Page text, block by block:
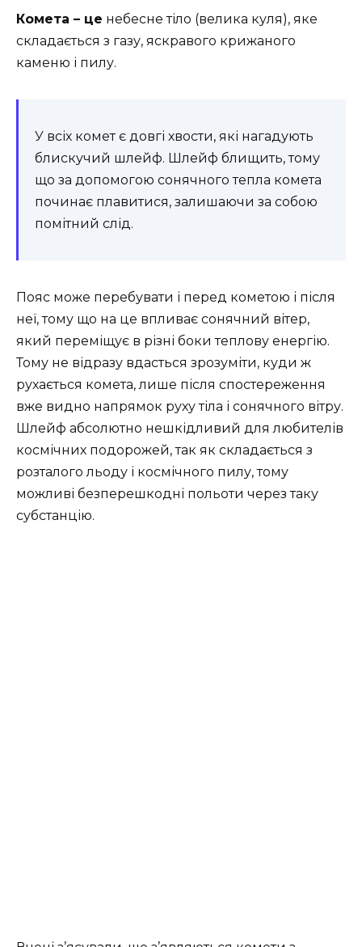
Комета – це небесне тіло (велика куля), яке
складається з газу, яскравого крижаного
каменю і пилу.
У всіх комет є довгі хвости, які нагадують
блискучий шлейф. Шлейф блищить, тому
що за допомогою сонячного тепла комета
починає плавитися, залишаючи за собою
помітний слід.
Пояс може перебувати і перед кометою і після
неї, тому що на це впливає сонячний вітер,
який переміщує в різні боки теплову енергію.
Тому не відразу вдасться зрозуміти, куди ж
рухається комета, лише після спостереження
вже видно напрямок руху тіла і сонячного вітру.
Шлейф абсолютно нешкідливий для любителів
космічних подорожей, так як складається з
розталого льоду і космічного пилу, тому
можливі безперешкодні польоти через таку
субстанцію.